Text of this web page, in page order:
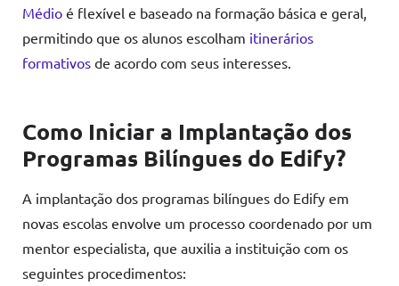
Médio é flexível e baseado na formação básica e geral,
permitindo que os alunos escolham itinerários
formativos de acordo com seus interesses.
Como Iniciar a Implantação dos
Programas Bilíngues do Edify?
A implantação dos programas bilíngues do Edify em
novas escolas envolve um processo coordenado por um
mentor especialista, que auxilia a instituição com os
seguintes procedimentos: